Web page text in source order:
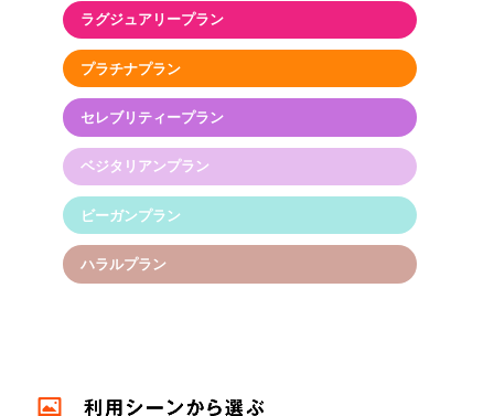
ラグジュアリープラン
プラチナプラン
セレブリティープラン
ベジタリアンプラン
ビーガンプラン
ハラルプラン